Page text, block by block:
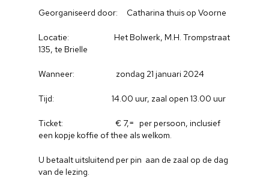
Georganiseerd door: Catharina thuis op Voorne
Locatie: Het Bolwerk, M.H. Trompstraat
135, te Brielle
Wanneer: zondag 21 januari 2024
Tijd: 14.00 uur, zaal open 13.00 uur
Ticket: € 7,= per persoon, inclusief
een kopje koffie of thee als welkom.
U betaalt uitsluitend per pin aan de zaal op de dag
van de lezing.